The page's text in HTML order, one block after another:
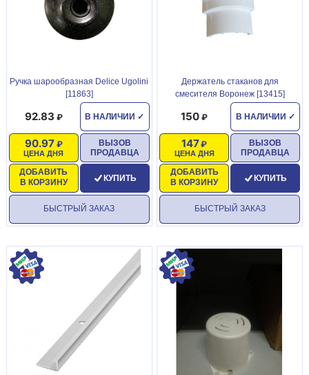
Ручка шарообразная Delice Ugolini
[11863]
В НАЛИЧИИ ✓
92.83
ЦЕНА ДНЯ
90.97
ДОБАВИТЬ
В КОРЗИНУ
ВЫЗОВ
ПРОДАВЦА
КУПИТЬ
БЫСТРЫЙ ЗАКАЗ
Держатель стаканов для
смесителя Воронеж [13415]
В НАЛИЧИИ ✓
150
ЦЕНА ДНЯ
147
ДОБАВИТЬ
В КОРЗИНУ
ВЫЗОВ
ПРОДАВЦА
КУПИТЬ
БЫСТРЫЙ ЗАКАЗ